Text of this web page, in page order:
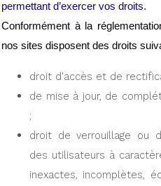
permettant d’exercer vos droits.
Conformément à la
nos sites disposent des droits
droit d'accès et de
de mise à jour, de
;
droit de verrouillage ou
des utilisateurs à
inexactes, incomplètes,